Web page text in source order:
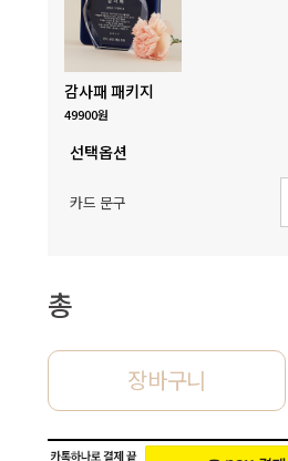
감사패 패키지
49900원
선택옵션
카드 문구
총
장바구니